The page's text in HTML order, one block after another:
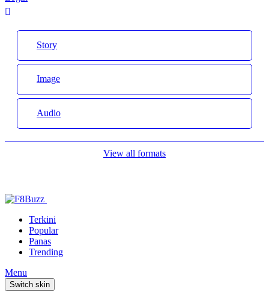
Story
Image
Audio
View all formats
Terkini
Popular
Panas
Trending
Menu
Switch skin